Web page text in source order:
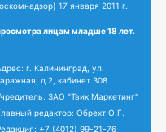
17 января 2011 г.
лицам младше 18 лет.
г. Калининград, ул.
д.2, кабинет 308
ЗАО "Твик Маркетинг"
редактор: Обрехт О.Г.
+7 (4012) 99-21-76